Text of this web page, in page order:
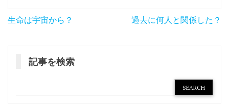
投
ー
生命は宇宙から？ 過去に何人と関係した？
記事を検索